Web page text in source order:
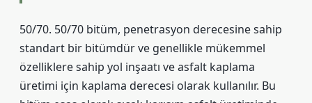
50/70. 50/70 bitüm, penetrasyon derecesine sahip
standart bir bitümdür ve genellikle mükemmel
özelliklere sahip yol inşaatı ve asfalt kaplama
üretimi için kaplama derecesi olarak kullanılır. Bu